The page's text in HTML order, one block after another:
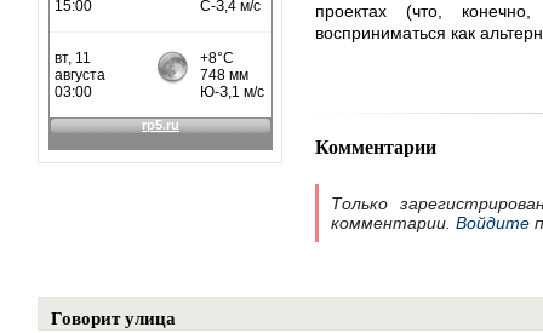
проектах (что,
восприниматься как
Комментарии
Только
комментарии. Войдите
Говорит улица